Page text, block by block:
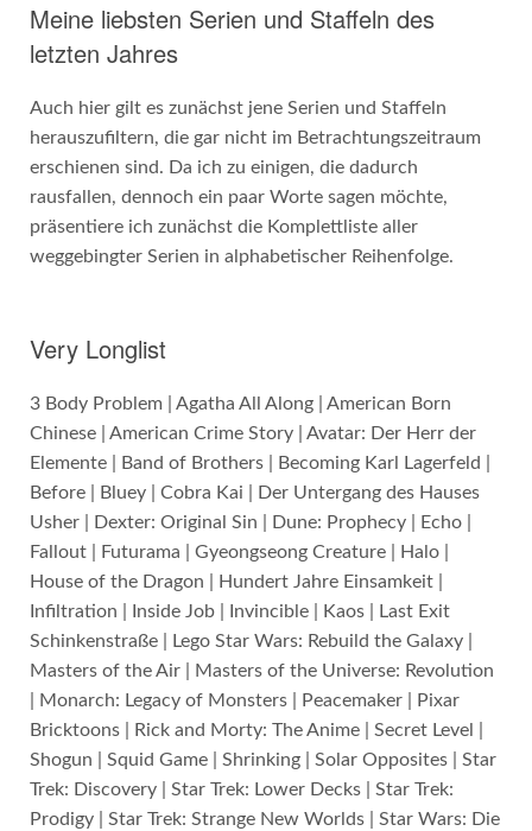
Meine liebsten Serien und Staffeln des
letzten Jahres
Auch hier gilt es zunächst jene Serien und Staffeln
herauszufiltern, die gar nicht im Betrachtungszeitraum
erschienen sind. Da ich zu einigen, die dadurch
rausfallen, dennoch ein paar Worte sagen möchte,
präsentiere ich zunächst die Komplettliste aller
weggebingter Serien in alphabetischer Reihenfolge.
Very Longlist
3 Body Problem | Agatha All Along | American Born
Chinese | American Crime Story | Avatar: Der Herr der
Elemente | Band of Brothers | Becoming Karl Lagerfeld |
Before | Bluey | Cobra Kai | Der Untergang des Hauses
Usher | Dexter: Original Sin | Dune: Prophecy | Echo |
Fallout | Futurama | Gyeongseong Creature | Halo |
House of the Dragon | Hundert Jahre Einsamkeit |
Infiltration | Inside Job | Invincible | Kaos | Last Exit
Schinkenstraße | Lego Star Wars: Rebuild the Galaxy |
Masters of the Air | Masters of the Universe: Revolution
| Monarch: Legacy of Monsters | Peacemaker | Pixar
Bricktoons | Rick and Morty: The Anime | Secret Level |
Shogun | Squid Game | Shrinking | Solar Opposites | Star
Trek: Discovery | Star Trek: Lower Decks | Star Trek:
Prodigy | Star Trek: Strange New Worlds | Star Wars: Die